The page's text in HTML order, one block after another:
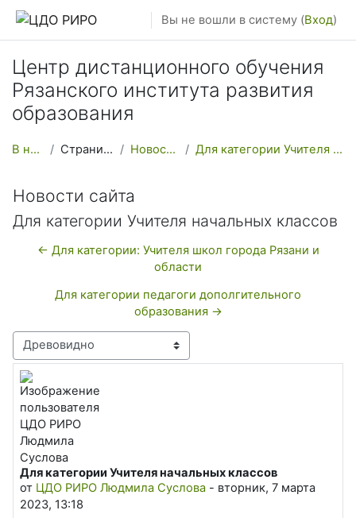
Перейти к основному содержанию
Вы не вошли в систему (Вход)
Центр дистанционного обучения
Рязанского института развития
образования
В начало Страницы сайта Новости сайта Для категории Учителя начальных классов
Новости сайта
Для категории Учителя начальных классов
← Для категории: Учителя школ города Рязани и
области
Для категории педагоги дополгительного
образования →
Режим отображения
Для категории Учителя начальных классов
от ЦДО РИРО Людмила Суслова - вторник, 7 марта
2023, 13:18
Количество ответов: 0